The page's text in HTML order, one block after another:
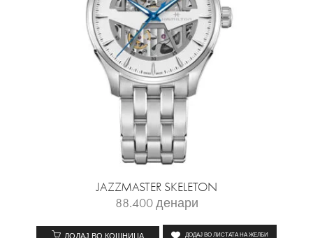
JAZZMASTER SKELETON
88.400денари
ДОДАЈ ВО КОШНИЦА ДОДАЈ ВО ЛИСТАТА НА ЖЕЛБИ